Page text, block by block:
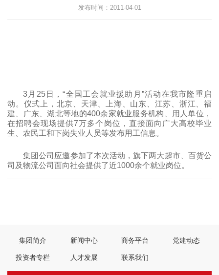
发布时间：2011-04-01
3月25日，“全国工会就业援助月”活动在我市隆重启
动。仪式上，北京、天津、上海、山东、江苏、浙江、福
建、广东、湖北等地的400余家就业服务机构、用人单位，
在招聘会现场提供7万多个岗位，直接面向广大高校毕业
生、农民工和下岗失业人员等发布用工信息。
集团公司应邀参加了本次活动，旗下两大超市、百货公
司及物流公司面向社会提供了近1000余个就业岗位。
集团简介 新闻中心 商务平台 党建动态
投资者专栏 人才发展 联系我们